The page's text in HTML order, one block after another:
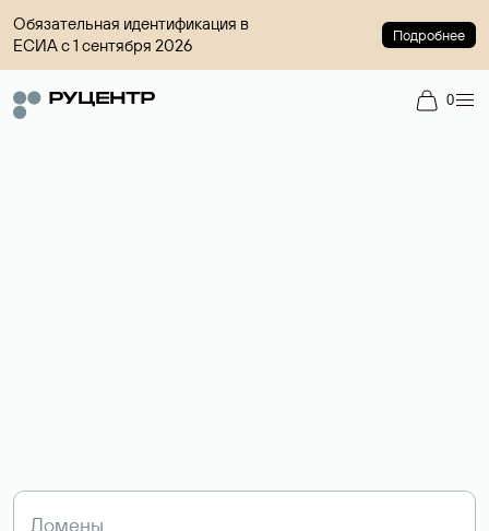
Обязательная идентификация в
ЕСИА с 1 сентября 2026
Подробнее
0